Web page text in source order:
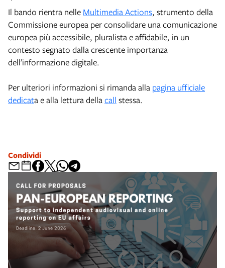
Il bando rientra nelle Multimedia Actions, strumento della
Commissione europea per consolidare una comunicazione
europea più accessibile, pluralista e affidabile, in un
contesto segnato dalla crescente importanza
dell’informazione digitale.
Per ulteriori informazioni si rimanda alla pagina ufficiale
dedicata e alla lettura dellacall stessa.
Condividi